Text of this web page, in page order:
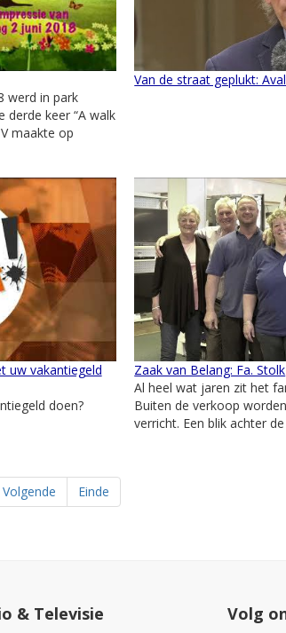
werd in park
derde keer “A walk
maakte op
Van de straat geplukt:
uw vakantiegeld
doen?
Zaak van Belang: Fa. Stolk
Al heel wat jaren zit het
Buiten de verkoop
verricht. Een blik achter
Volgende Einde
& Televisie Volg